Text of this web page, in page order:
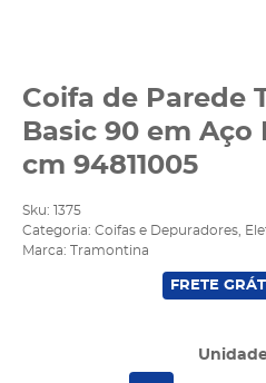
Coifa de Parede
Basic 90 em Aço
cm 94811005
Sku:
1375
Categoria: Coifas e Depuradores
Marca:
Tramontina
FRETE